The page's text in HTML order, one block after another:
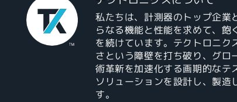
私たちは、計測器のトップ企業
らなる機能と性能を求めて、飽
を続けています。テクトロニク
さという障壁を打ち破り、グロ
術革新を加速化する画期的なテ
ソリューションを設計し、製造
す。